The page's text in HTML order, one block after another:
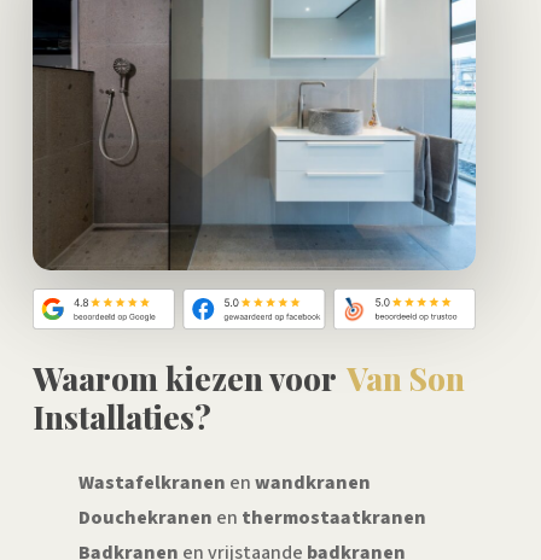
Waarom kiezen voor Van Son
Installaties?
Wastafelkranen enwandkranen
Douchekranen en thermostaatkranen
Badkranen en vrijstaande badkranen